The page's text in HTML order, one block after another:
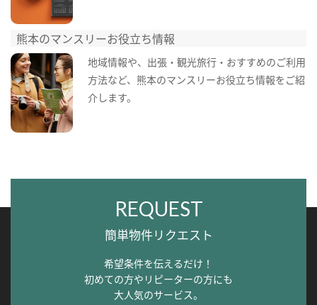
熊本のマンスリーお役立ち情報
地域情報や、出張・観光旅行・おすすめのご利用
方法など、熊本のマンスリーお役立ち情報をご紹
介します。
REQUEST
簡単物件リクエスト
希望条件を伝えるだけ！
初めての方やリピーターの方にも
大人気のサービス。